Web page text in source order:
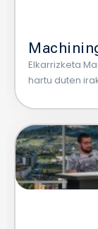
Elkarrizketa
hartu duten